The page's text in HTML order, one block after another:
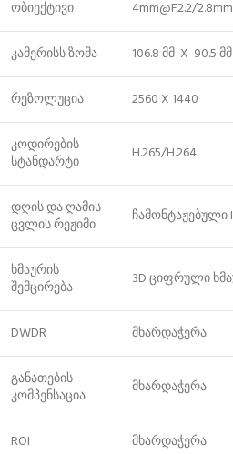
ობიექტივი 4mm@F2.2/
კამერისს ზომა 106.8 მმ X 90.5 მმ
რეზოლუცია 2560 X 1440
კოდირების
სტანდარტი
H.265/H.264
დღის და ღამის
ცვლის რეჟიმი
ხმაურის
შემცირება
3D ციფრული
DWDR მხარდაჭერა
განათების
კომპენსაცია
მხარდაჭერა
ROI მხარდაჭერა